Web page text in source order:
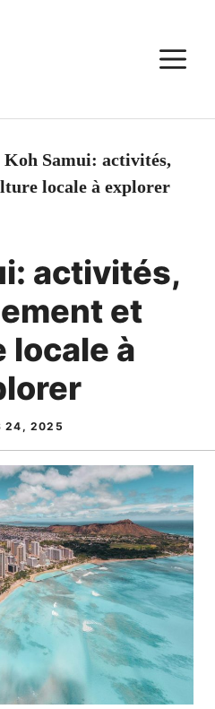
Koh Samui: activités,
locale à explorer
activités,
et
locale à
24, 2025